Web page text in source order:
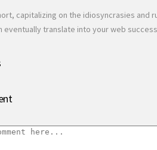
capitalizing on the idiosyncrasies
eventually translate into your web